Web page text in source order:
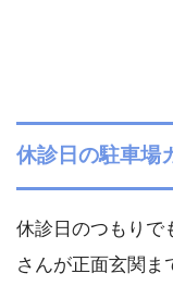
休診日の駐車場
休診日のつもりで
さんが正面玄関ま